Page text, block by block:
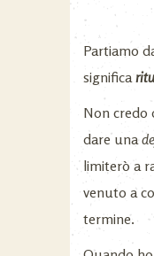
Partiamo
significa
Non credo
dare una
limiterò a
venuto a
termine.